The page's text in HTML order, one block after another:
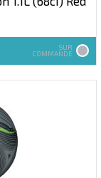
SUR
COMMANDE